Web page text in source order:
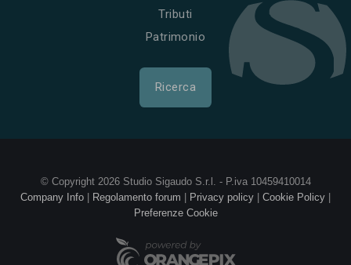
Tributi
Patrimonio
Ricerca
© Copyright 2026 Studio Sigaudo S.r.l. - P.iva 10459410014
Company Info
Regolamento forum Privacy policy Cookie Policy
Preferenze Cookie